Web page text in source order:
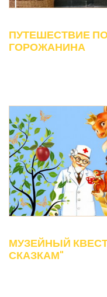
ПУТЕШЕСТВИЕ
ГОРОЖАНИНА
МУЗЕЙНЫЙ
СКАЗКАМ"